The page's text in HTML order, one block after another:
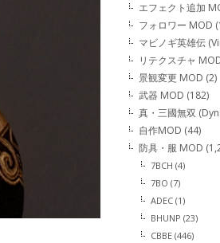
エフェクト追加
フォロワー MOD
マビノギ英雄伝
リテクスチャ
景観変更 MOD (2)
武器 MOD (182)
真・三國無双
自作MOD (44)
防具・服 MOD
7BCH (4)
7BO (7)
ADEC (1)
BHUNP (23)
CBBE (446)